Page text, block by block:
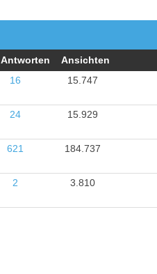
Antworten Ansichten
16 15.747
24 15.929
621 184.737
2 3.810